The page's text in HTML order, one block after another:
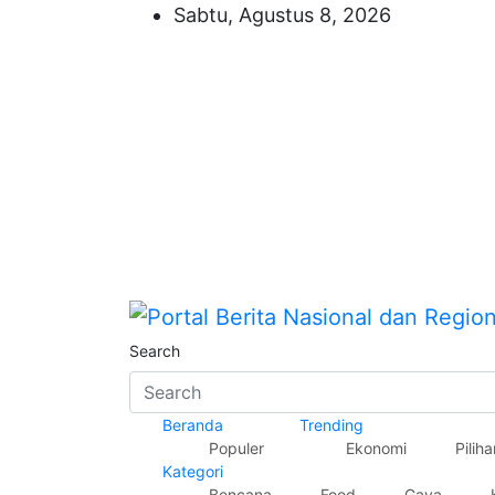
Sabtu, Agustus 8, 2026
Portal Berita Nasional
Search
Beranda
Populer
Trending
Ekonomi
Kategori